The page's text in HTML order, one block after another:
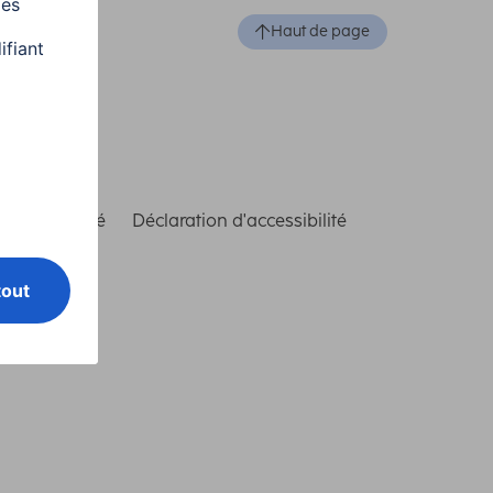
Haut de page
conformité Déclaration d'accessibilité